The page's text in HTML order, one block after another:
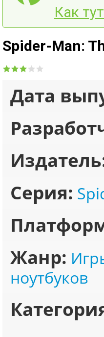
Как
Spider-Man:
Дата
Серия:
Жанр:
ноутбуков